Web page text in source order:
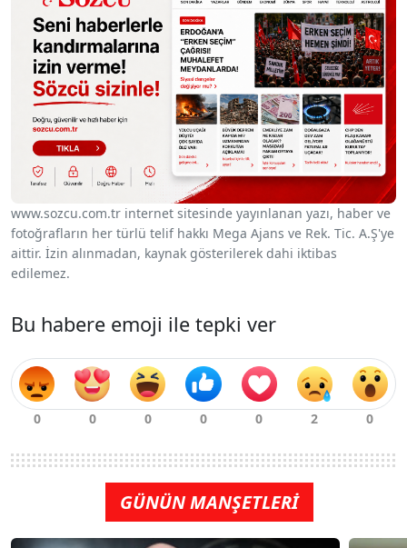
www.sozcu.com.tr internet sitesinde yayınlanan yazı, haber ve
fotoğrafların her türlü telif hakkı Mega Ajans ve Rek. Tic. A.Ş'ye
aittir. İzin alınmadan, kaynak gösterilerek dahi iktibas
edilemez.
Bu habere emoji ile tepki ver
GÜNÜN MANŞETLERİ